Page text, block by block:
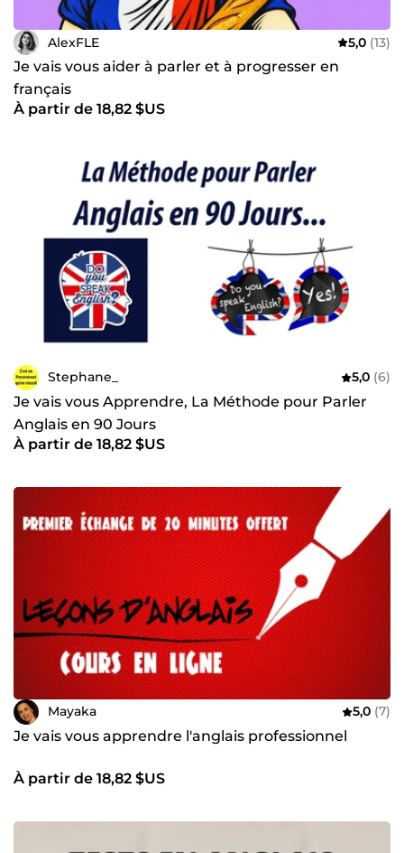
AlexFLE 5,0 (13)
Je vais vous aider à parler et à progresser en
français
À partir de 18,82 $US
Stephane_ 5,0 (6)
Je vais vous Apprendre, La Méthode pour Parler
Anglais en 90 Jours
À partir de 18,82 $US
Mayaka 5,0 (7)
Je vais vous apprendre l'anglais professionnel
À partir de 18,82 $US